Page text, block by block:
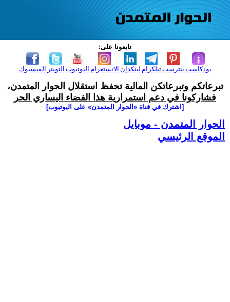
تابعونا على:
الفيسبوك التويتر اليوتيوب الانستغرام لينكدإن تيلكرامبنترست بودكاست
تبرعاتكم وتبرعاتكن المالية تحفظ استقلال الحوار المتمدن،
فشاركونا في دعم استمرارية هذا الفضاء اليساري الحر
[اشترك في قناة ‫«الحوار المتمدن» على اليوتيوب]
الحوار المتمدن - موبايل
الموقع الرئيسي